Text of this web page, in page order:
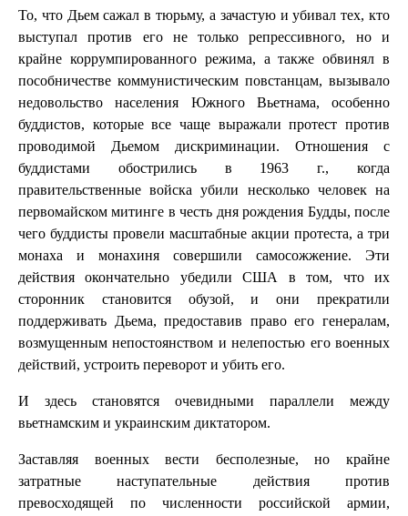
То, что Дьем сажал в тюрьму, а зачастую и убивал тех, кто
выступал против его не только репрессивного, но и
крайне коррумпированного режима, а также обвинял в
пособничестве коммунистическим повстанцам, вызывало
недовольство населения Южного Вьетнама, особенно
буддистов, которые все чаще выражали протест против
проводимой Дьемом дискриминации. Отношения с
буддистами обострились в 1963 г., когда
правительственные войска убили несколько человек на
первомайском митинге в честь дня рождения Будды, после
чего буддисты провели масштабные акции протеста, а три
монаха и монахиня совершили самосожжение. Эти
действия окончательно убедили США в том, что их
сторонник становится обузой, и они прекратили
поддерживать Дьема, предоставив право его генералам,
возмущенным непостоянством и нелепостью его военных
действий, устроить переворот и убить его.
И здесь становятся очевидными параллели между
вьетнамским и украинским диктатором.
Заставляя военных вести бесполезные, но крайне
затратные наступательные действия против
превосходящей по численности российской армии,